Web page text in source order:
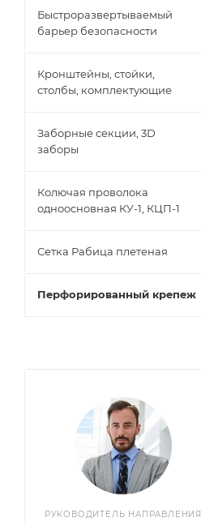
Быстроразвертываемый
барьер безопасности
Кронштейны, стойки,
столбы, комплектующие
Заборные секции, 3D
заборы
Колючая проволока
одноосновная КУ-1, КЦП-1
Сетка Рабица плетеная
Перфорированный крепеж
РУКОВОДИТЕЛЬ НАПРАВЛЕНИЯ